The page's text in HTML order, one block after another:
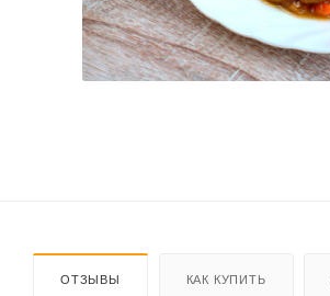
ОТЗЫВЫ КАК КУПИТЬ